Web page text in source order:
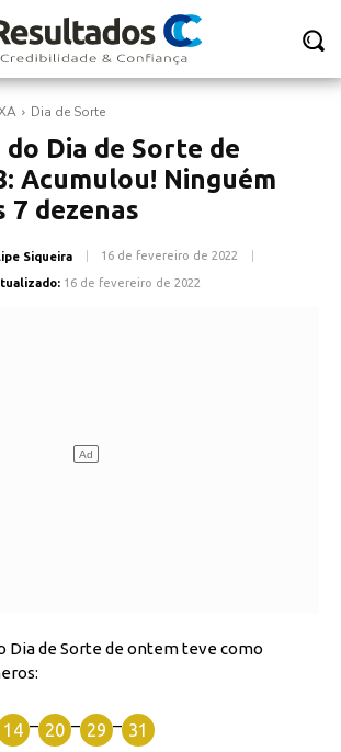
Dia de Sorte
Dia de Sorte de
Acumulou! Ninguém
7 dezenas
Siqueira 16 de fevereiro de 2022
16 de fevereiro de 2022
Dia de Sorte de ontem teve como
14 – 20 – 29 – 31